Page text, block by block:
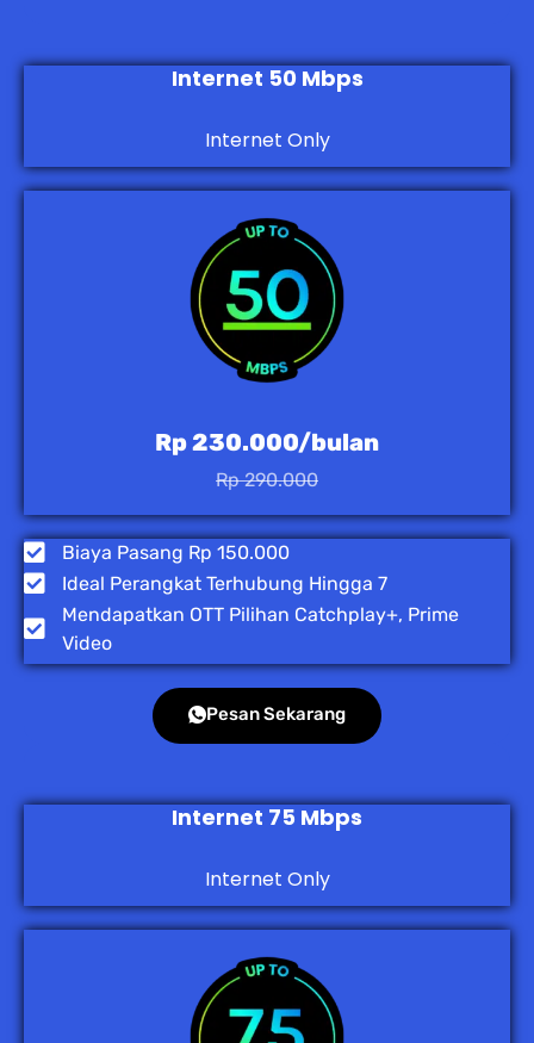
Internet 50 Mbps
Internet Only
Rp 230.000/bulan
Rp 290.000
Biaya Pasang Rp 150.000
Ideal Perangkat Terhubung Hingga 7
Mendapatkan OTT Pilihan Catchplay+, Prime
Video
Pesan Sekarang
Internet 75 Mbps
Internet Only